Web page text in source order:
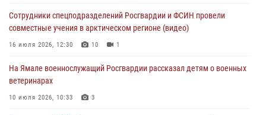
Директор Росгвардии Герой России генерал армии Виктор Золотов
поздравил специалистов подразделений тыла с профессиональным
праздником
Сотрудники СОБР «Варк» повышают боевое мастерство на Ямале
30 июля 2026, 09:34 1
Сотрудники спецподразделений Росгвардии и ФСИН провели
совместные учения в арктическом регионе (видео)
16 июля 2026, 12:30 10 1
На Ямале военнослужащий Росгвардии рассказал детям о военных
ветеринарах
10 июля 2026, 10:33 3